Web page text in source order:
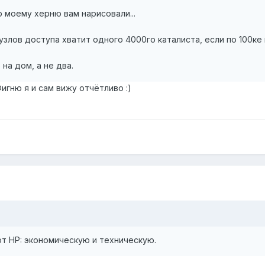
моему херню вам нарисовали...
доступа хватит одного 4000го каталиста, если по 100ке
дом, а не два.
я и сам вижу отчётливо :)
HP: экономическую и техническую.